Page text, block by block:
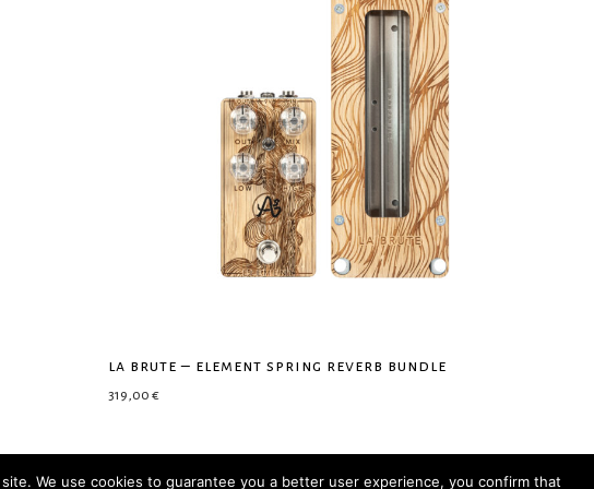
la brute – element spring reverb bundle
319,00€
We use cookies to guarantee you a better user experience, you confirm that